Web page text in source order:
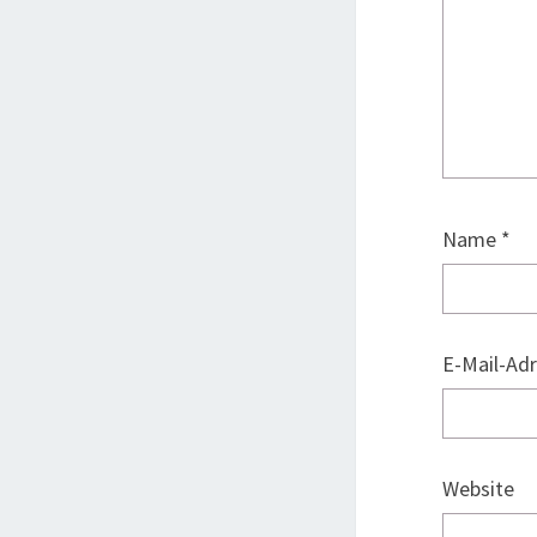
Name *
E-Mail-
Website